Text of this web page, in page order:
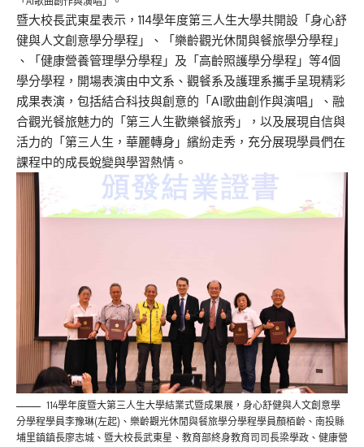
暨大校長武東星表示，114學年度第三人生大學共開設「 身心舒
健與人文創意學分學程」、「樂齡觀光休閒與餐旅學分學程」
、「健康營養管理學分學程」及「高齡照護學分學程」 等4個
學分學程，開場表演由中文系、 觀餐系及護理系攜手呈現精彩
成果表演，包括結合科技與創意的「 AI歌曲創作與演唱」、融
合觀光餐旅魅力的「 第三人生歡樂餐旅秀」，以及展現自信與
活力的「第三人生， 華麗轉身」繽紛走秀， 充分展現學員們在
課程中的成長蛻變與學習熱情。
114學年度暨大第三人生大學結業式暨成果展，身心舒健與人文創意學
分學程學員李豫琳(左起)、樂齡觀光休閒與餐旅學分學程學員顏栢齡、南投縣
埔里鎮鎮長廖志城、暨大校長武東星、教育部終身教育司司長梁學政、健康營